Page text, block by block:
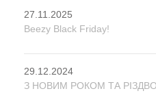
27.11.2025
Beezy Black Friday!
29.12.2024
З НОВИМ РОКОМ ТА